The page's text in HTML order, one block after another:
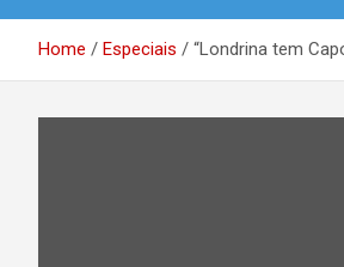
Home Especiais “Londrina tem